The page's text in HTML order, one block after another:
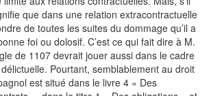
que dans une relation extracontractuelle
de toutes les suites du dommage qu’il a
foi ou dolosif. C’est ce qui fait dire à M.
de 1107 devrait jouer aussi dans le cadre
Pourtant, semblablement au droit
est situé dans le livre 4 « Des